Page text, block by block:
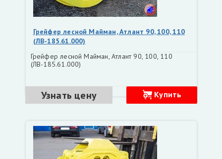
Грейфер лесной Майман, Атлант 90, 100, 110
(ЛВ-185.61.000)
Грейфер лесной Майман, Атлант 90, 100, 110
(ЛВ-185.61.000)
Узнать цену Купить